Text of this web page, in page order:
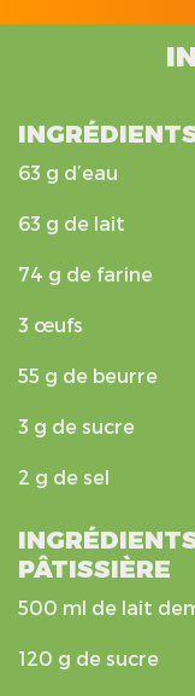
63 g d’eau
63 g de lait
74 g de farine
3 œufs
55 g de beurre
3 g de sucre
2 g de sel
PÂTISSIÈRE
500 ml de lait
120 g de sucre